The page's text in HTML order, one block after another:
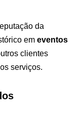
da
em eventos
clientes
serviços.